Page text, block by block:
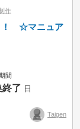
作
！ ☆マニュア
間
終了 日
Taigen